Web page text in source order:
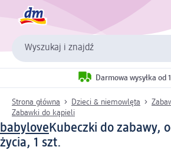
Wyszukaj i znajdź
Darmowa wysyłka od
Strona główna Dzieci & niemowlęta
Zabawki do kąpieli
babylove Kubeczki do zabawy,
życia, 1 szt.